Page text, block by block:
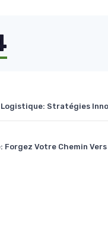
Stratégies
Votre Chemin